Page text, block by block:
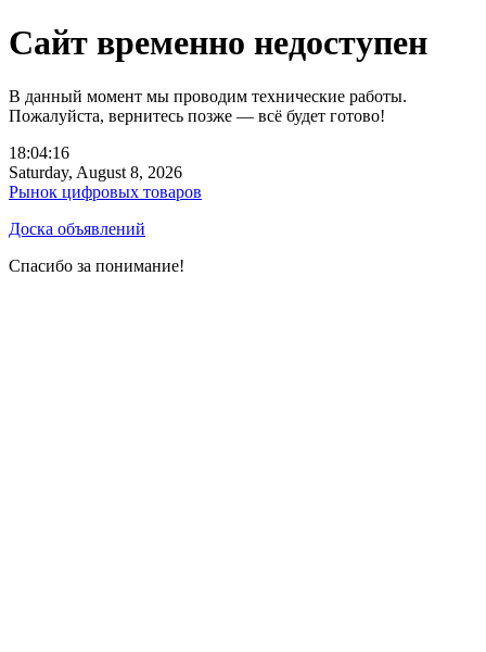
Сайт временно недоступен
В данный момент мы проводим технические работы.
Пожалуйста, вернитесь позже — всё будет готово!
18:04:16
Saturday, August 8, 2026
Рынок цифровых товаров
Доска объявлений
Спасибо за понимание!